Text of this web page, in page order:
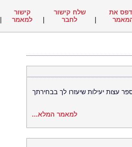
את
|
שלח קישור
לחבר
|
קישור
למאמר
|
עצות יעילות שיעזרו לך בבחירתך
למאמר המלא...